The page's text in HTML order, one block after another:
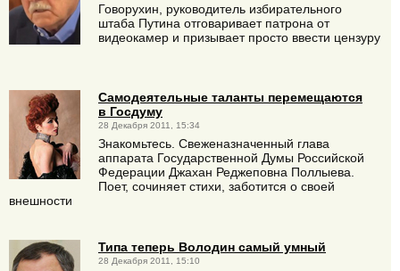
Говорухин, руководитель избирательного
штаба Путина отговаривает патрона от
видеокамер и призывает просто ввести цензуру
Самодеятельные таланты перемещаются
в Госдуму
28 Декабря 2011, 15:34
Знакомьтесь. Свеженазначенный глава
аппарата Государственной Думы Российской
Федерации Джахан Реджеповна Поллыева.
Поет, сочиняет стихи, заботится о своей
внешности
Типа теперь Володин самый умный
28 Декабря 2011, 15:10